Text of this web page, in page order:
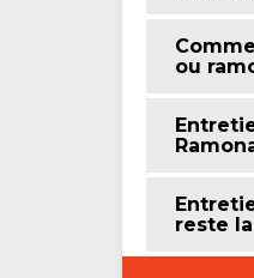
ou
reste